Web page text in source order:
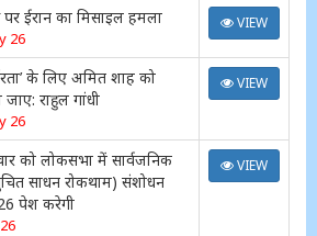
ईरान का मिसाइल हमला
26
VIEW
के लिए अमित शाह को
जाए: राहुल गांधी
26
VIEW
को लोकसभा में सार्वजनिक
साधन रोकथाम) संशोधन
पेश करेगी
VIEW